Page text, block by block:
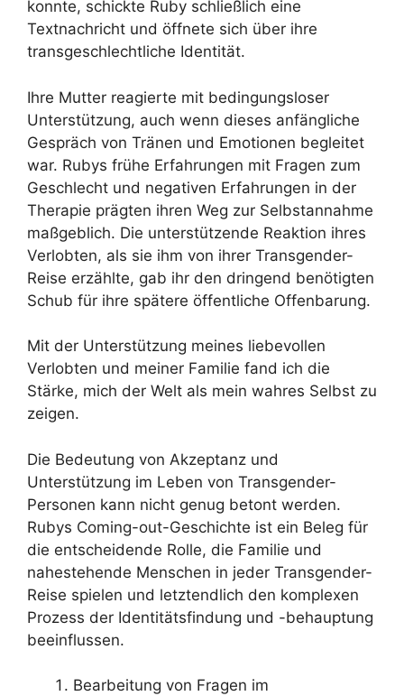
konnte, schickte Ruby schließlich eine
Textnachricht und öffnete sich über ihre
transgeschlechtliche Identität.
Ihre Mutter reagierte mit bedingungsloser
Unterstützung, auch wenn dieses anfängliche
Gespräch von Tränen und Emotionen begleitet
war. Rubys frühe Erfahrungen mit Fragen zum
Geschlecht und negativen Erfahrungen in der
Therapie prägten ihren Weg zur Selbstannahme
maßgeblich. Die unterstützende Reaktion ihres
Verlobten, als sie ihm von ihrer Transgender-
Reise erzählte, gab ihr den dringend benötigten
Schub für ihre spätere öffentliche Offenbarung.
Mit der Unterstützung meines liebevollen
Verlobten und meiner Familie fand ich die
Stärke, mich der Welt als mein wahres Selbst zu
zeigen.
Die Bedeutung von Akzeptanz und
Unterstützung im Leben von Transgender-
Personen kann nicht genug betont werden.
Rubys Coming-out-Geschichte ist ein Beleg für
die entscheidende Rolle, die Familie und
nahestehende Menschen in jeder Transgender-
Reise spielen und letztendlich den komplexen
Prozess der Identitätsfindung und -behauptung
beeinflussen.
Bearbeitung von Fragen im